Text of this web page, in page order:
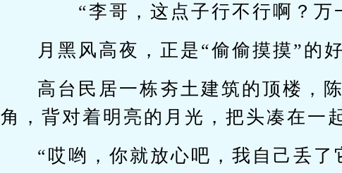
“李哥，这点子行不行啊？万
月黑风高夜，正是“偷偷摸摸”的好
高台民居一栋夯土建筑的顶楼，
角，背对着明亮的月光，把头凑在一
“哎哟，你就放心吧，我自己丢